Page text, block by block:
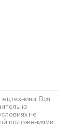
Вся
не
положениями